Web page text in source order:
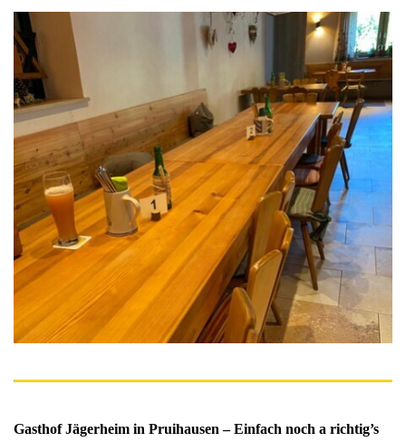
Gasthof Jägerheim in Pruihausen – Einfach noch a richtig’s